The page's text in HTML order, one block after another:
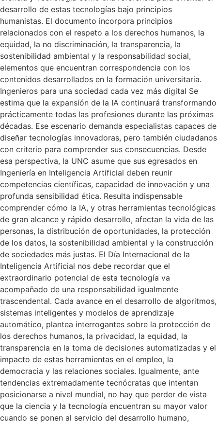
desarrollo de estas tecnologías bajo principios
humanistas. El documento incorpora principios
relacionados con el respeto a los derechos humanos, la
equidad, la no discriminación, la transparencia, la
sostenibilidad ambiental y la responsabilidad social,
elementos que encuentran correspondencia con los
contenidos desarrollados en la formación universitaria.
Ingenieros para una sociedad cada vez más digital Se
estima que la expansión de la IA continuará transformando
prácticamente todas las profesiones durante las próximas
décadas. Ese escenario demanda especialistas capaces de
diseñar tecnologías innovadoras, pero también ciudadanos
con criterio para comprender sus consecuencias. Desde
esa perspectiva, la UNC asume que sus egresados en
Ingeniería en Inteligencia Artificial deben reunir
competencias científicas, capacidad de innovación y una
profunda sensibilidad ética. Resulta indispensable
comprender cómo la IA, y otras herramientas tecnológicas
de gran alcance y rápido desarrollo, afectan la vida de las
personas, la distribución de oportunidades, la protección
de los datos, la sostenibilidad ambiental y la construcción
de sociedades más justas. El Día Internacional de la
Inteligencia Artificial nos debe recordar que el
extraordinario potencial de esta tecnología va
acompañado de una responsabilidad igualmente
trascendental. Cada avance en el desarrollo de algoritmos,
sistemas inteligentes y modelos de aprendizaje
automático, plantea interrogantes sobre la protección de
los derechos humanos, la privacidad, la equidad, la
transparencia en la toma de decisiones automatizadas y el
impacto de estas herramientas en el empleo, la
democracia y las relaciones sociales. Igualmente, ante
tendencias extremadamente tecnócratas que intentan
posicionarse a nivel mundial, no hay que perder de vista
que la ciencia y la tecnología encuentran su mayor valor
cuando se ponen al servicio del desarrollo humano,